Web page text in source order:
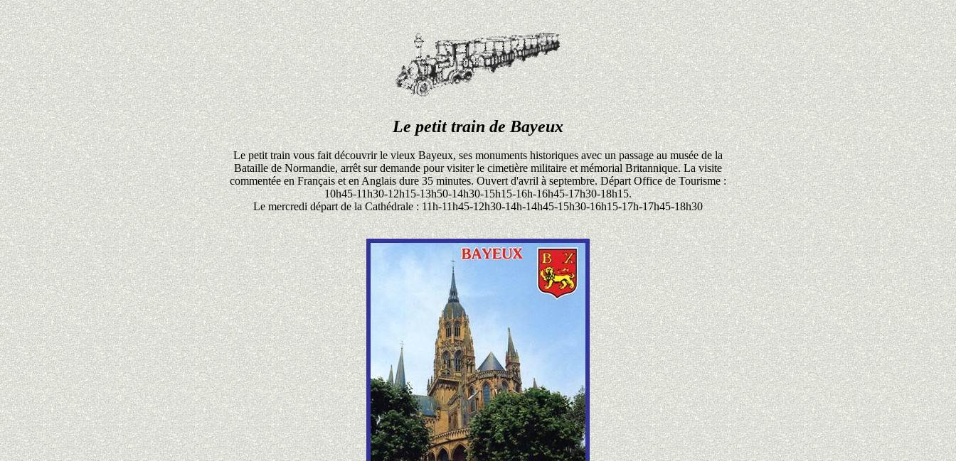
Le petit train de Bayeux
Le petit train vous fait découvrir le vieux Bayeux, ses monuments historiques avec un passage au musée de la
Bataille de Normandie, arrêt sur demande pour visiter le cimetière militaire et mémorial Britannique. La visite
commentée en Français et en Anglais dure 35 minutes. Ouvert d'avril à septembre. Départ Office de Tourisme :
10h45-11h30-12h15-13h50-14h30-15h15-16h-16h45-17h30-18h15.
Le mercredi départ de la Cathédrale : 11h-11h45-12h30-14h-14h45-15h30-16h15-17h-17h45-18h30